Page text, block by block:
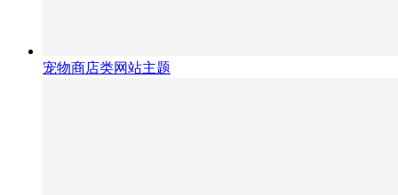
宠物商店类网站主题